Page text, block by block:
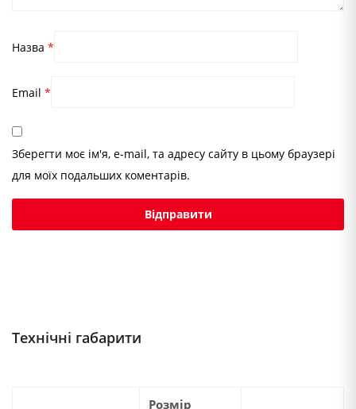
Назва *
Email *
Зберегти моє ім'я, e-mail, та адресу сайту в цьому браузері
для моїх подальших коментарів.
Технічні габарити
Розмір